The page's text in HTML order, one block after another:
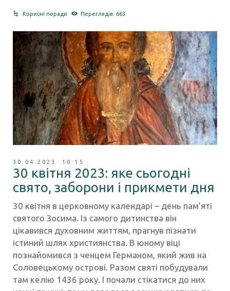
Корисні поради Переглядів: 663
30.04.2023 10:15
30 квітня 2023: яке сьогодні
свято, заборони і прикмети дня
30 квітня в церковному календарі – день пам’яті
святого Зосима. Із самого дитинства він
цікавився духовним життям, прагнув пізнати
істиний шлях християнства. В юному віці
познайомився з ченцем Германом, який жив на
Соловецькому острові. Разом святі побудували
там келію 1436 року. І почали стікатися до них